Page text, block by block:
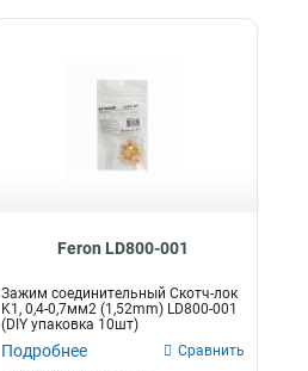
Feron LD800-001
Зажим соединительный Скотч-лок
K1, 0,4-0,7мм2 (1,52mm) LD800-001
(DIY упаковка 10шт)
Подробнее Сравнить